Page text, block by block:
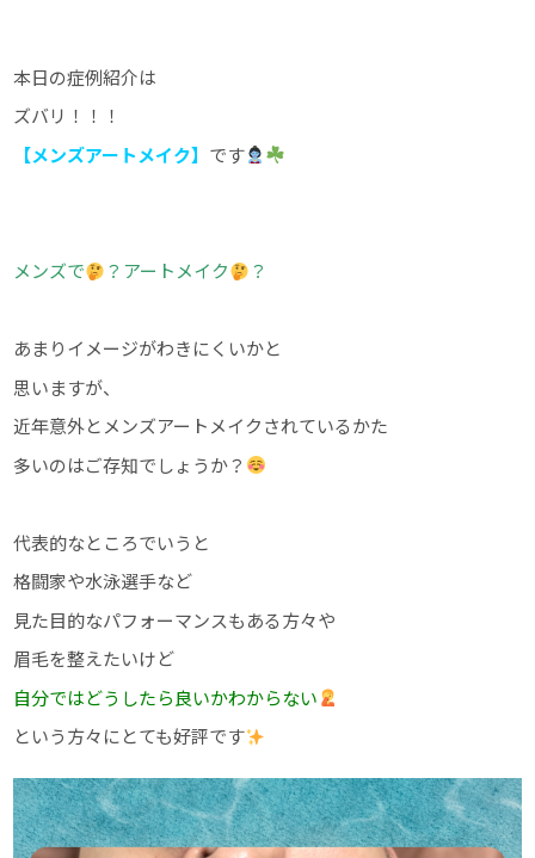
本日の症例紹介は
ズバリ！！！
【メンズアートメイク】 です
メンズで ？アートメイク ？
あまりイメージがわきにくいかと
思いますが、
近年意外とメンズアートメイクされているかた
多いのはご存知でしょうか？
代表的なところでいうと
格闘家や水泳選手など
見た目的なパフォーマンスもある方々や
眉毛を整えたいけど
自分ではどうしたら良いかわからない
という方々にとても好評です